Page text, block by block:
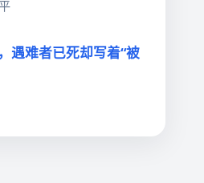
遇难者已死却写着“被